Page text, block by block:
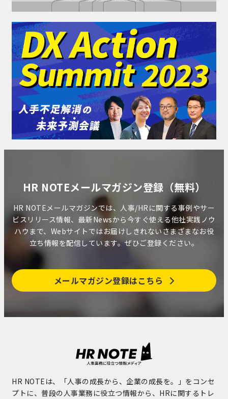
HR NOTEメールマガジン登録（無料）
HR NOTEメールマガジンでは、人事/HRに関する事例やサー
ビスリリース情報、最新Newsから今すぐ使える他社実践ノウ
ハウまで、Webサイトではお届けしきれないさまざまなお役
立ち情報を配信しています。ぜひご登録ください。
メールマガジン登録はこちら
HR NOTEは、「人事の成長から、企業の成長を。」をコンセ
プトに、普段の人事業務に役立つ情報から、HRに関するトレ